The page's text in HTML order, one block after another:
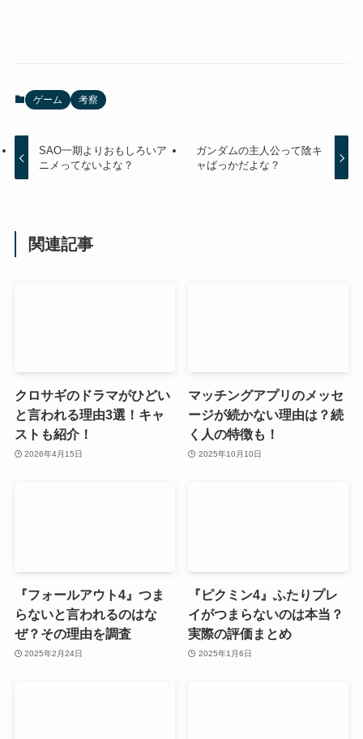
ゲーム 考察
SAO一期よりおもしろいア
ニメってないよな？
ガンダムの主人公って陰キ
ャばっかだよな？
関連記事
クロサギのドラマがひどい
と言われる理由3選！キャ
ストも紹介！
2026年4月15日
マッチングアプリのメッセ
ージが続かない理由は？続
く人の特徴も！
2025年10月10日
『フォールアウト4』つま
らないと言われるのはな
ぜ？その理由を調査
2025年2月24日
『ピクミン4』ふたりプレ
イがつまらないのは本当？
実際の評価まとめ
2025年1月6日